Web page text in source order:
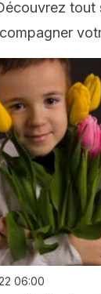
tout
06:00